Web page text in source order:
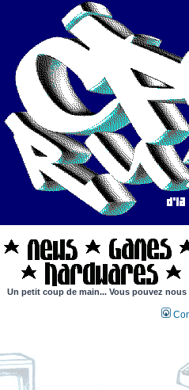
Un petit coup de main... Vous pouvez